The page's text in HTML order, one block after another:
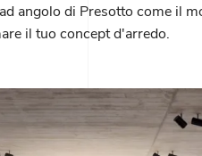
angolo di Presotto come il
il tuo concept d'arredo.